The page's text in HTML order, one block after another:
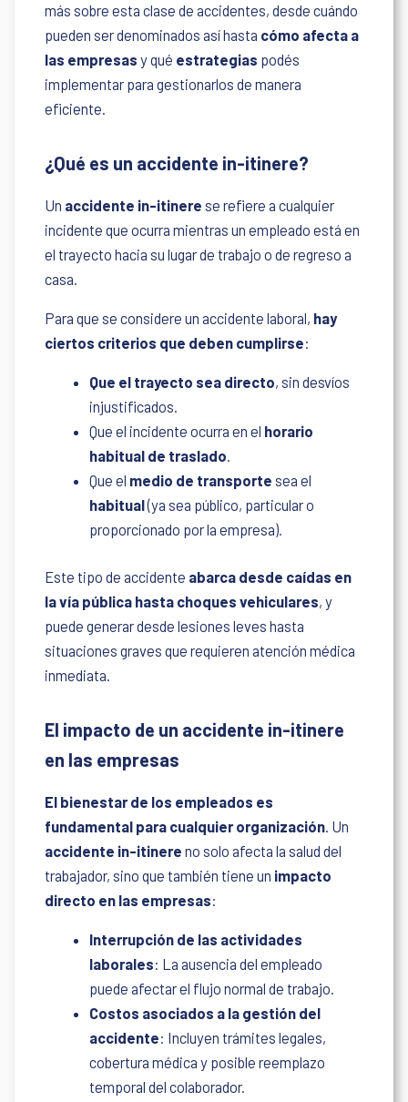
más sobre esta clase de accidentes, desde cuándo
pueden ser denominados así hasta cómo afecta a
las empresas y qué estrategias podés
implementar para gestionarlos de manera
eficiente.
¿Qué es un accidente in-itinere?
Un accidente in-itinere se refiere a cualquier
incidente que ocurra mientras un empleado está en
el trayecto hacia su lugar de trabajo o de regreso a
casa.
Para que se considere un accidente laboral, hay
ciertos criterios que deben cumplirse:
Que el trayecto sea directo, sin desvíos
injustificados.
Que el incidente ocurra en el horario
habitual de traslado.
Que el medio de transporte sea el
habitual(ya sea público, particular o
proporcionado por la empresa).
Este tipo de accidente abarca desde caídas en
la vía pública hasta choques vehiculares, y
puede generar desde lesiones leves hasta
situaciones graves que requieren atención médica
inmediata.
El impacto de un accidente in-itinere
en las empresas
El bienestar de los empleados es
fundamental para cualquier organización. Un
accidente in-itinere no solo afecta la salud del
trabajador, sino que también tiene un impacto
directo en las empresas:
Interrupción de las actividades
laborales: La ausencia del empleado
puede afectar el flujo normal de trabajo.
Costos asociados a la gestión del
accidente: Incluyen trámites legales,
cobertura médica y posible reemplazo
temporal del colaborador.